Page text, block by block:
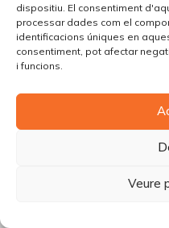
dispositiu. El consentiment
processar dades com el
identificacions úniques en
consentiment, pot afectar
i funcions.
Veure
© Copyright Piùbella
Creative